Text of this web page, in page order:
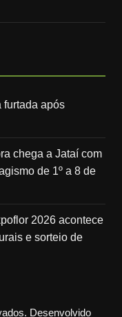
furtada após
chega a Jataí com
de 1º a 8 de
2026 acontece
e sorteio de
Desenvolvido